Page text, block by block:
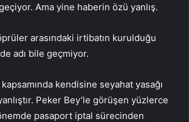
Ama yine haberin özü yanlış.
arasındaki irtibatın kurulduğu
adı bile geçmiyor.
kapsamında kendisine seyahat yasağı
Peker Bey’le görüşen yüzlerce
pasaport iptal sürecinden